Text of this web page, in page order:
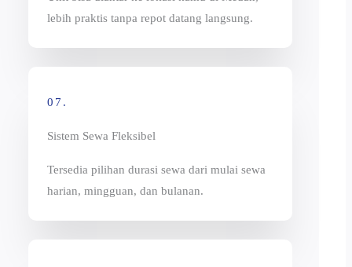
lebih praktis tanpa repot datang langsung.
07.
Sistem Sewa Fleksibel
Tersedia pilihan durasi sewa dari mulai sewa
harian, mingguan, dan bulanan.